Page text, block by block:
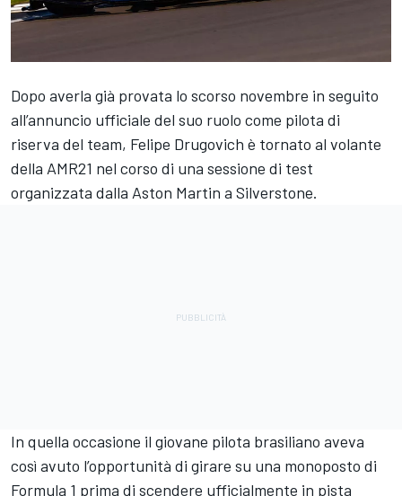
Dopo averla già provata lo scorso novembre in seguito
all’annuncio ufficiale del suo ruolo come pilota di
riserva del team, Felipe Drugovich è tornato al volante
della AMR21 nel corso di una sessione di test
organizzata dalla Aston Martin a Silverstone.
In quella occasione il giovane pilota brasiliano aveva
così avuto l’opportunità di girare su una monoposto di
Formula 1 prima di scendere ufficialmente in pista